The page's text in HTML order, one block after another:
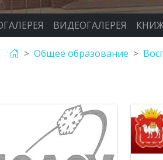
ВИДЕОГАЛЕРЕЯ
Общее образование